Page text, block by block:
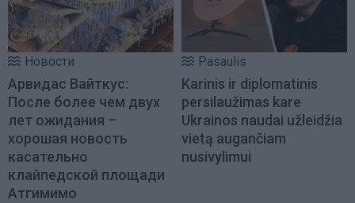
Новости
Арвидас Вайткус:
После более чем двух
лет ожидания –
хорошая новость
касательно
клайпедской площади
Атгимимо
Pasaulis
Karinis ir diplomatinis
persilaužimas kare
Ukrainos naudai užleidžia
vietą augančiam
nusivylimui